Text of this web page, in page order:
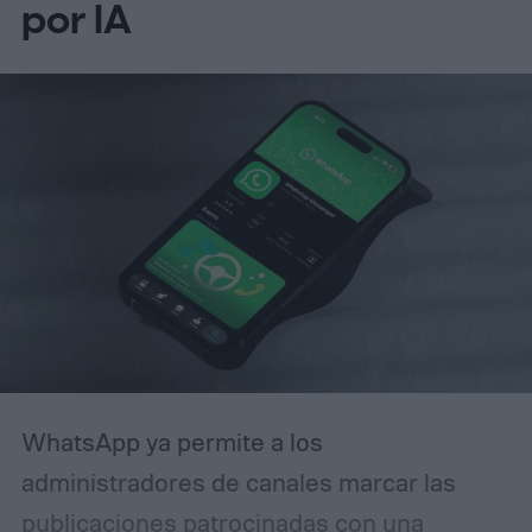
efectivo: crear un sentido de urgencia. Si
alguna vez has recibido un correo
electrónico avisando que tu cuenta será
restringida a menos que actúes de
inmediato, reconocerás el patrón. La
diferencia es que esta campaña se ha
pulido lo suficiente como para que incluso
usuarios experimentados puedan
confundirla con la realidad.
por IA
WhatsApp ya permite a los
administradores de canales marcar las
publicaciones patrocinadas con una